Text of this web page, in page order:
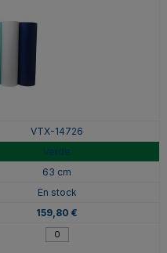
VTX-14726
Verde
63 cm
En stock
159,80 €